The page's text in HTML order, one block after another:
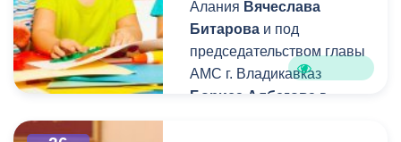
проведения праздника
улицам.
Алания Вячеслава
Битарова и под
председательством главы
АМС г. Владикавказ
Бориса Албегова в